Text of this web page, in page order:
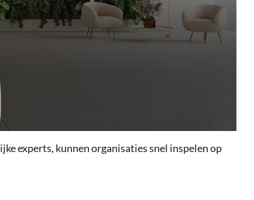
experts, kunnen organisaties snel inspelen op